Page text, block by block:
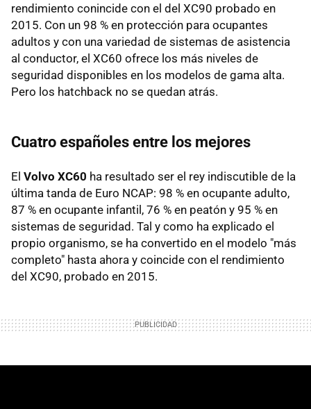
rendimiento conincide con el del XC90 probado en
2015. Con un 98 % en protección para ocupantes
adultos y con una variedad de sistemas de asistencia
al conductor, el XC60 ofrece los más niveles de
seguridad disponibles en los modelos de gama alta.
Pero los hatchback no se quedan atrás.
Cuatro españoles entre los mejores
El Volvo XC60 ha resultado ser el rey indiscutible de la
última tanda de Euro NCAP: 98 % en ocupante adulto,
87 % en ocupante infantil, 76 % en peatón y 95 % en
sistemas de seguridad. Tal y como ha explicado el
propio organismo, se ha convertido en el modelo "más
completo" hasta ahora y coincide con el rendimiento
del XC90, probado en 2015.